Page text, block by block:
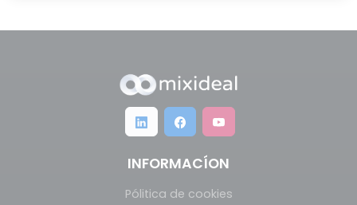
INFORMACÍON
Pólitica de cookies